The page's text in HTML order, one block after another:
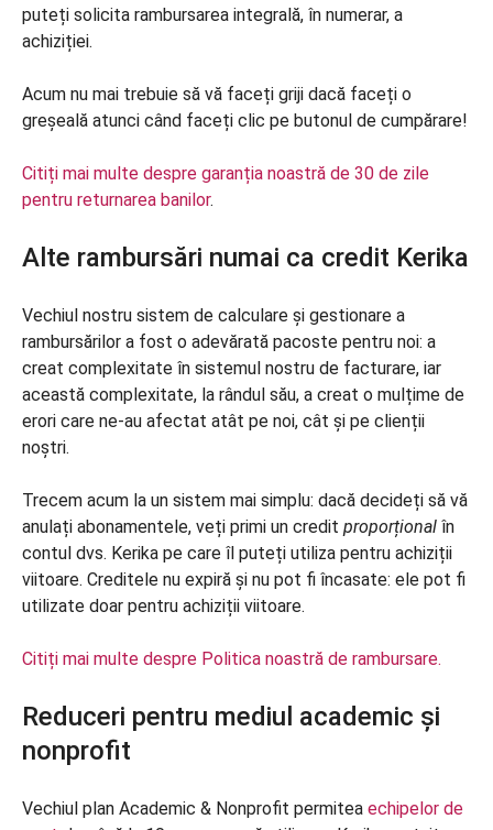
puteți solicita rambursarea integrală, în numerar, a
achiziției.
Acum nu mai trebuie să vă faceți griji dacă faceți o
greșeală atunci când faceți clic pe butonul de cumpărare!
Citiți mai multe despre garanția noastră de 30 de zile
pentru returnarea banilor.
Alte rambursări numai ca credit Kerika
Vechiul nostru sistem de calculare și gestionare a
rambursărilor a fost o adevărată pacoste pentru noi: a
creat complexitate în sistemul nostru de facturare, iar
această complexitate, la rândul său, a creat o mulțime de
erori care ne-au afectat atât pe noi, cât și pe clienții
noștri.
Trecem acum la un sistem mai simplu: dacă decideți să vă
anulați abonamentele, veți primi un credit proporțional în
contul dvs. Kerika pe care îl puteți utiliza pentru achiziții
viitoare. Creditele nu expiră și nu pot fi încasate: ele pot fi
utilizate doar pentru achiziții viitoare.
Citiți mai multe despre Politica noastră de rambursare.
Reduceri pentru mediul academic și
nonprofit
Vechiul plan Academic & Nonprofit permitea echipelor de